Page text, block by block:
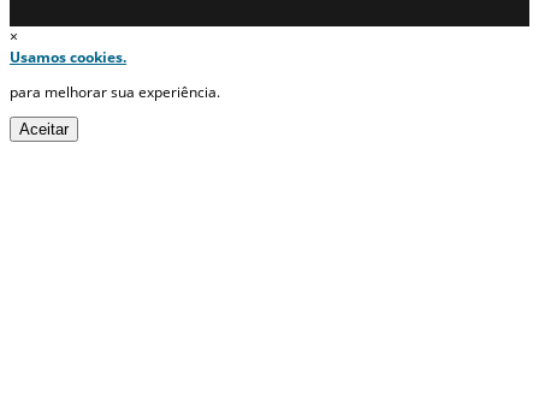
×
Usamos cookies.
para melhorar sua experiência.
Aceitar